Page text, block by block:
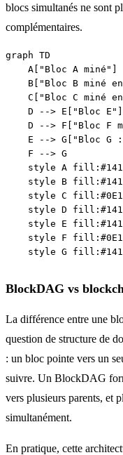
blocs simultanés ne sont
complémentaires.
graph TD
A["Bloc A miné"]
B["Bloc B miné
C["Bloc C miné
    D --> E["Bloc E"]
D --> F["Bloc F
E --> G["Bloc G
    F --> G
style A
style B
style C
style D
style E
style F
BlockDAG vs
La différence entre une
question de structure de
: un bloc pointe vers un
suivre. Un BlockDAG
vers plusieurs parents, et
simultanément.
En pratique, cette